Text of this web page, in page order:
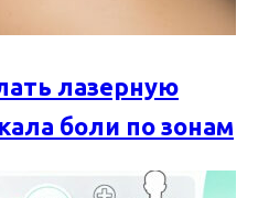
лазерную
боли по зонам